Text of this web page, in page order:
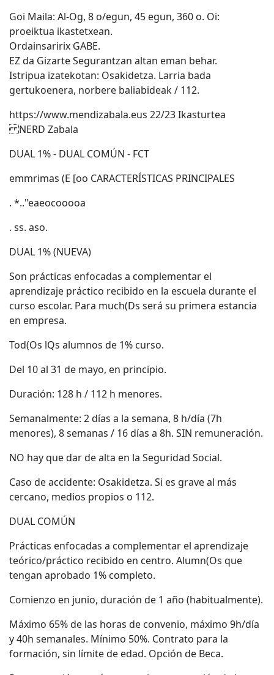
Goi Maila: Al-Og, 8 o/egun, 45 egun, 360 o. Oi:
proeiktua ikastetxean.
Ordainsaririx GABE.
EZ da Gizarte Segurantzan altan eman behar.
Istripua izatekotan: Osakidetza. Larria bada
gertukoenera, norbere baliabideak / 112.
https://www.mendizabala.eus 22/23 Ikasturtea
NERD Zabala
DUAL 1% - DUAL COMÚN - FCT
emmrimas (E [oo CARACTERÍSTICAS PRINCIPALES
. *.."eaeocooooa
. ss. aso.
DUAL 1% (NUEVA)
Son prácticas enfocadas a complementar el
aprendizaje práctico recibido en la escuela durante el
curso escolar. Para much(Ds será su primera estancia
en empresa.
Tod(Os lQs alumnos de 1% curso.
Del 10 al 31 de mayo, en principio.
Duración: 128 h / 112 h menores.
Semanalmente: 2 días a la semana, 8 h/día (7h
menores), 8 semanas / 16 días a 8h. SIN remuneración.
NO hay que dar de alta en la Seguridad Social.
Caso de accidente: Osakidetza. Si es grave al más
cercano, medios propios o 112.
DUAL COMÚN
Prácticas enfocadas a complementar el aprendizaje
teórico/práctico recibido en centro. Alumn(Os que
tengan aprobado 1% completo.
Comienzo en junio, duración de 1 año (habitualmente).
Máximo 65% de las horas de convenio, máximo 9h/día
y 40h semanales. Mínimo 50%. Contrato para la
formación, sin límite de edad. Opción de Beca.